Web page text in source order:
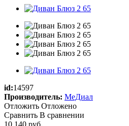
id:14597
Производитель: МеДиал
Отложить Отложено
Сравнить В сравнении
10 140 руб.